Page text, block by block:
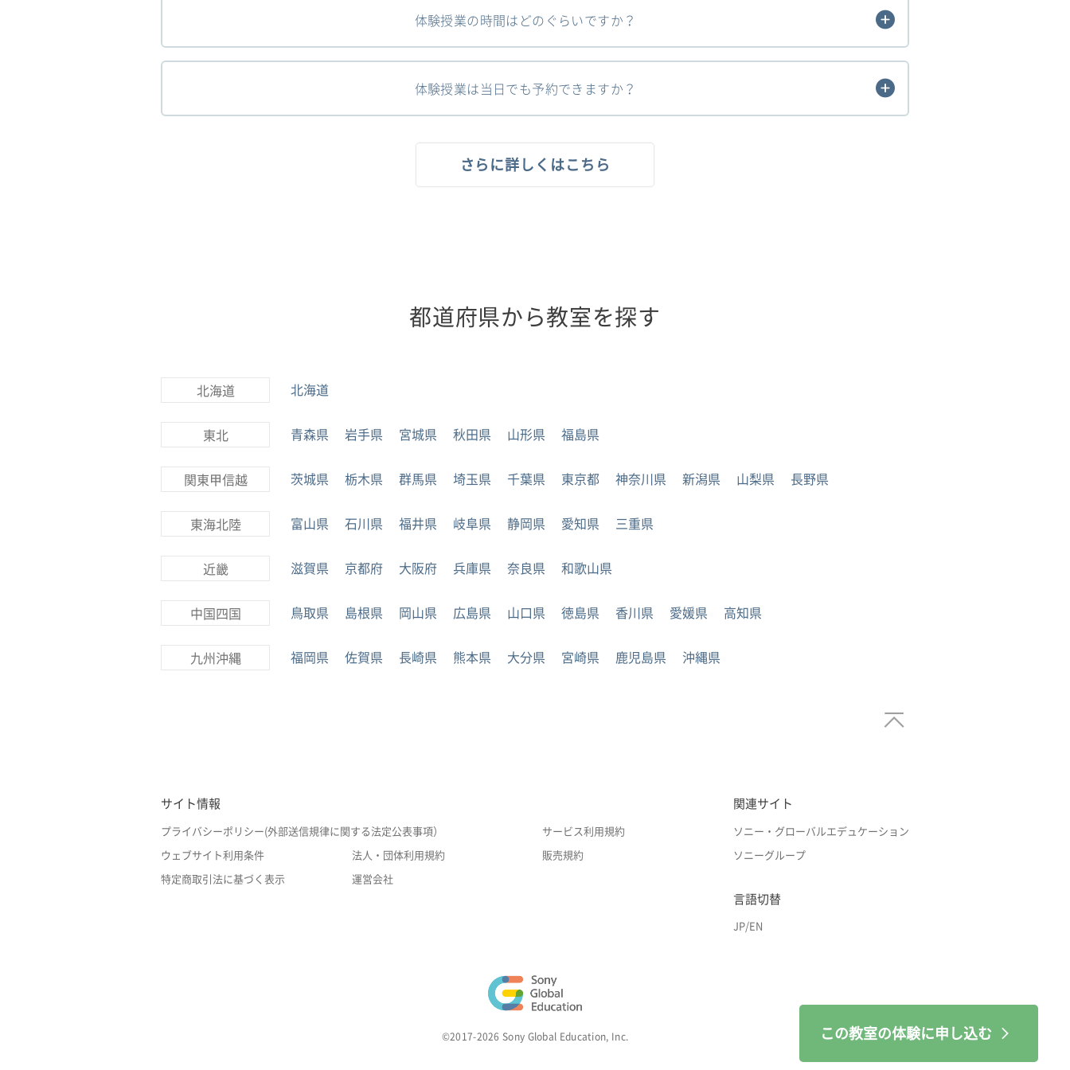
この教室の体験に申し込む
体験授業の時間はどのぐらいですか？
体験授業は当日でも予約できますか？
さらに詳しくはこちら
都道府県から教室を探す
北海道 北海道
東北 青森県 岩手県 宮城県 秋田県 山形県 福島県
関東甲信越 茨城県 栃木県 群馬県 埼玉県 千葉県 東京都 神奈川県 新潟県 山梨県 長野県
東海北陸 富山県 石川県 福井県 岐阜県 静岡県 愛知県 三重県
近畿 滋賀県 京都府 大阪府 兵庫県 奈良県 和歌山県
中国四国 鳥取県 島根県 岡山県 広島県 山口県 徳島県 香川県 愛媛県 高知県
九州沖縄 福岡県 佐賀県 長崎県 熊本県 大分県 宮崎県 鹿児島県 沖縄県
サイト情報
プライバシーポリシー(外部送信規律に関する法定公表事項） サービス利用規約
ウェブサイト利用条件 法人・団体利用規約 販売規約
特定商取引法に基づく表示 運営会社
関連サイト
ソニー・グローバルエデュケーション
ソニーグループ
言語切替
JP/EN
©2017-2026 Sony Global Education, Inc.